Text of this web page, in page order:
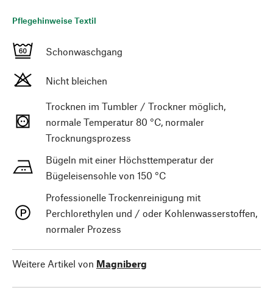
Pflegehinweise Textil
Schonwaschgang
Nicht bleichen
Trocknen im Tumbler / Trockner möglich,
normale Temperatur 80 °C, normaler
Trocknungsprozess
Bügeln mit einer Höchsttemperatur der
Bügeleisensohle von 150 °C
Professionelle Trockenreinigung mit
Perchlorethylen und / oder Kohlenwasserstoffen,
normaler Prozess
Weitere Artikel von Magniberg